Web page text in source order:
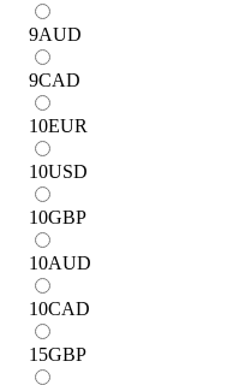
9AUD
9CAD
10EUR
10USD
10GBP
10AUD
10CAD
15GBP